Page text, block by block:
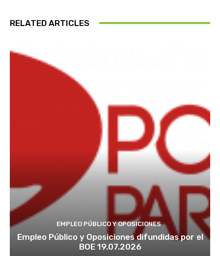
RELATED ARTICLES
EMPLEO PÚBLICO Y OPOSICIONES
Empleo Público y Oposiciones difundidas por el
BOE 19.07.2026